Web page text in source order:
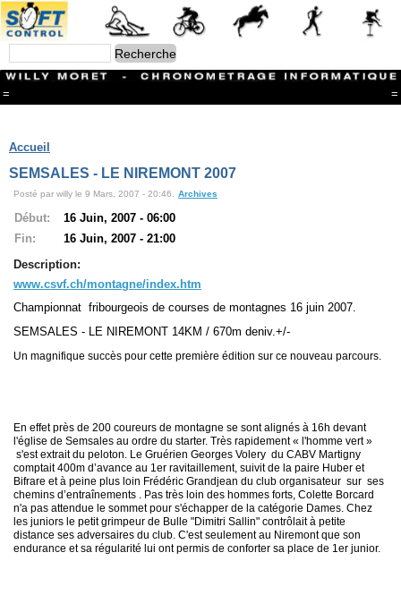
= =
Branches
CONTACT
Ski ALPIN
Triathlon
Ski Nordique
Courses à pieds
VTT
Athlétisme
Caisse à savon
Coupe "Journal La Gruyère"
Marche
Navigation
recherche
site map
messages récents
Ouverture de session
Accueil
SEMSALES - LE NIREMONT 2007
Posté par willy le 9 Mars, 2007 - 20:46. Archives
Début:
16 Juin, 2007 - 06:00
Fin:
16 Juin, 2007 - 21:00
Description:
www.csvf.ch/montagne/index.htm
Championnat fribourgeois de courses de montagnes 16 juin 2007.
SEMSALES - LE NIREMONT 14KM / 670m deniv.+/-
Un magnifique succès pour cette première édition sur ce nouveau parcours.
En effet près de 200 coureurs de montagne se sont alignés à 16h devant
l'église de Semsales au ordre du starter. Très rapidement « l'homme vert »
s'est extrait du peloton. Le Gruérien Georges Volery du CABV Martigny
comptait 400m d’avance au 1er ravitaillement, suivit de la paire Huber et
Bifrare et à peine plus loin Frédéric Grandjean du club organisateur sur ses
chemins d’entraînements . Pas très loin des hommes forts, Colette Borcard
n'a pas attendue le sommet pour s'échapper de la catégorie Dames. Chez
les juniors le petit grimpeur de Bulle "Dimitri Sallin" contrôlait à petite
distance ses adversaires du club. C'est seulement au Niremont que son
endurance et sa régularité lui ont permis de conforter sa place de 1er junior.